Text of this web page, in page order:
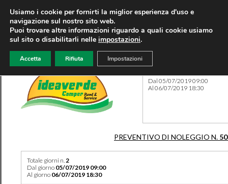
Dal 05/07/2019 09:00
Al 06/07/2019 18:30
PREVENTIVO DI NOLEGGIO N.
Totale giorni n.2
Dal giorno 05/07/2019 09:00
Al giorno 06/07/2019 18:30
Usiamo i cookie per fornirti la miglior esperienza d'uso e
navigazione sul nostro sito web.
Puoi trovare altre informazioni riguardo a quali cookie usiamo
sul sito o disabilitarli nelle impostazioni.
Accetta Rifiuta Impostazioni